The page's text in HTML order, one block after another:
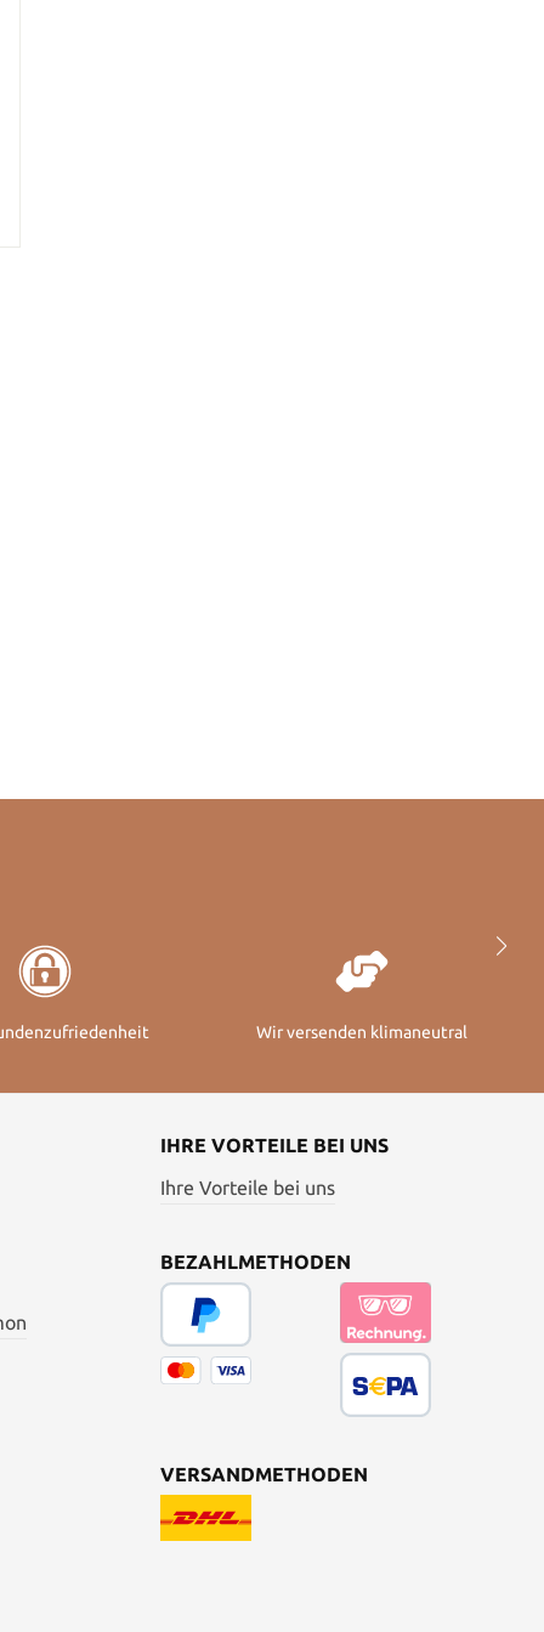
Wir versenden klimaneutral
IHRE VORTEILE BEI UNS
Ihre Vorteile bei uns
BEZAHLMETHODEN
VERSANDMETHODEN